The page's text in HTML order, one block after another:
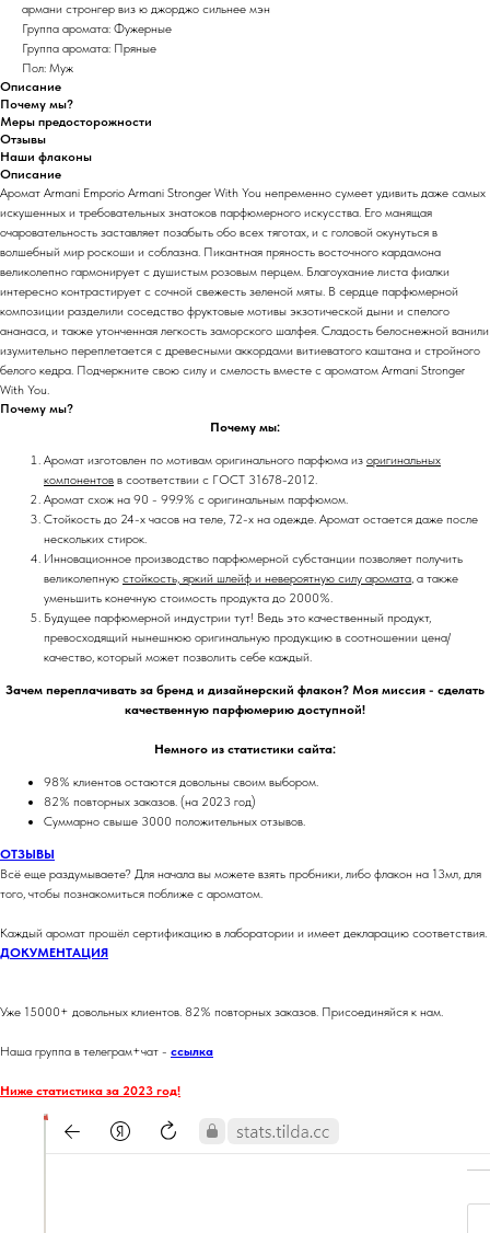
армани стронгер виз ю джорджо сильнее мэн
Группа аромата: Фужерные
Группа аромата: Пряные
Пол: Муж
Описание
Почему мы?
Меры предосторожности
Отзывы
Наши флаконы
Описание
Аромат Armani Emporio Armani Stronger With You непременно сумеет удивить даже самых
искушенных и требовательных знатоков парфюмерного искусства. Его манящая
очаровательность заставляет позабыть обо всех тяготах, и с головой окунуться в
волшебный мир роскоши и соблазна. Пикантная пряность восточного кардамона
великолепно гармонирует с душистым розовым перцем. Благоухание листа фиалки
интересно контрастирует с сочной свежесть зеленой мяты. В сердце парфюмерной
композиции разделили соседство фруктовые мотивы экзотической дыни и спелого
ананаса, и также утонченная легкость заморского шалфея. Сладость белоснежной ванили
изумительно переплетается с древесными аккордами витиеватого каштана и стройного
белого кедра. Подчеркните свою силу и смелость вместе с ароматом Armani Stronger
With You.
Почему мы?
Почему мы:
Аромат изготовлен по мотивам оригинального парфюма из оригинальных
компонентов в соответствии с ГОСТ 31678-2012.
Аромат схож на 90 - 99.9% с оригинальным парфюмом.
Стойкость до 24-х часов на теле, 72-х на одежде. Аромат остается даже после
нескольких стирок.
Инновационное производство парфюмерной субстанции позволяет получить
великолепную стойкость, яркий шлейф и невероятную силу аромата, а также
уменьшить конечную стоимость продукта до 2000%.
Будущее парфюмерной индустрии тут! Ведь это качественный продукт,
превосходящий нынешнюю оригинальную продукцию в соотношении цена/
качество, который может позволить себе каждый.
Зачем переплачивать за бренд и дизайнерский флакон? Моя миссия - сделать
качественную парфюмерию доступной!
Немного из статистики сайта:
98% клиентов остаются довольны своим выбором.
82% повторных заказов. (на 2023 год)
Суммарно свыше 3000 положительных отзывов.
ОТЗЫВЫ
Всё еще раздумываете? Для начала вы можете взять пробники, либо флакон на 13мл, для
того, чтобы познакомиться поближе с ароматом.
Каждый аромат прошёл сертификацию в лаборатории и имеет декларацию соответствия.
ДОКУМЕНТАЦИЯ
Уже 15000+ довольных клиентов. 82% повторных заказов. Присоединяйся к нам.
Наша группа в телеграм+чат - ссылка
Ниже статистика за 2023 год!